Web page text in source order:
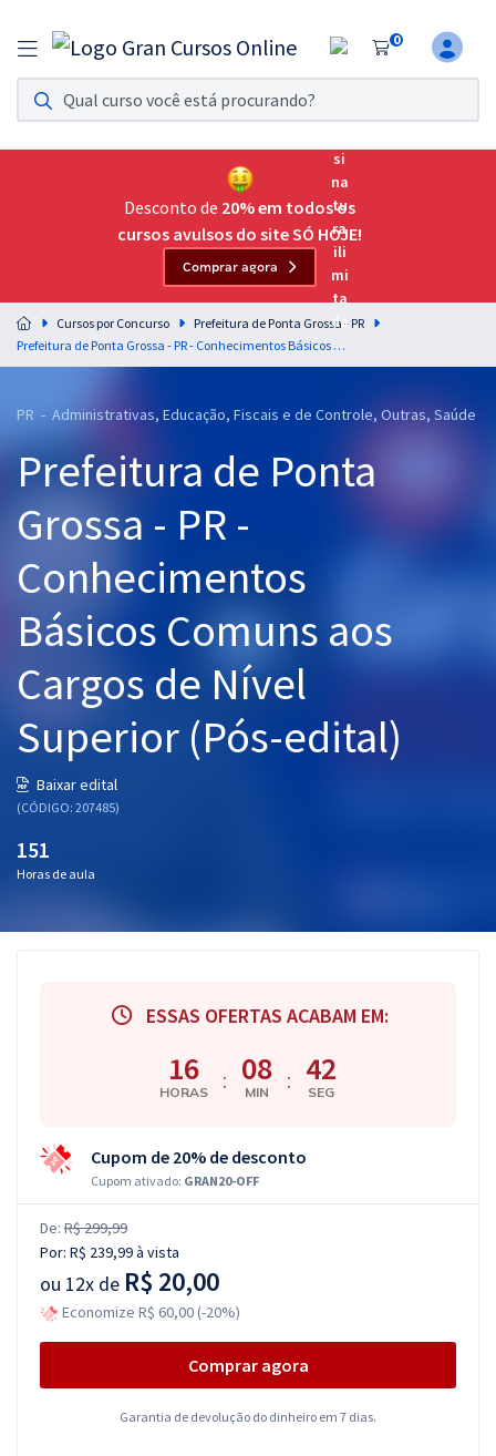
0
Assinatura Ilimitada 11
Acesso a todos os cursos. Teste grátis por 7 dias!
Assinatura OAB Até Passar
Acesso ilimitado a toda preparação para o Exame da
Residências Multiprofissionais
Preparação completa e intensiva para as principais
residências em saúde do Brasil
Cursos 20% OFF
Pós
Graduação
OAB
Questões grátis
Blog
Aprovados
Desconto de 20% em todos os
cursos avulsos do site SÓ HOJE!
Comprar agora
Cursos por Concurso
Prefeitura de Ponta Grossa - PR
Prefeitura de Ponta Grossa - PR - Conhecimentos Básicos Comuns aos Cargos de Nível Superior (Pós-edital)
PR - Administrativas, Educação, Fiscais e de Controle, Outras, Saúde
Prefeitura de Ponta
Grossa - PR -
Conhecimentos
Básicos Comuns aos
Cargos de Nível
Superior (Pós-edital)
Baixar edital
(CÓDIGO: 207485)
151
Horas de aula
ESSAS OFERTAS ACABAM EM:
16
HORAS : 08
MIN : 41
SEG
Cupom de 20% de desconto
Cupom ativado: GRAN20-OFF
De: R$ 299,99
Por: R$ 239,99à vista
ou 12x de R$ 20,00
Economize R$ 60,00 (-20%)
Comprar agora
Garantia de devolução do dinheiro em 7 dias.